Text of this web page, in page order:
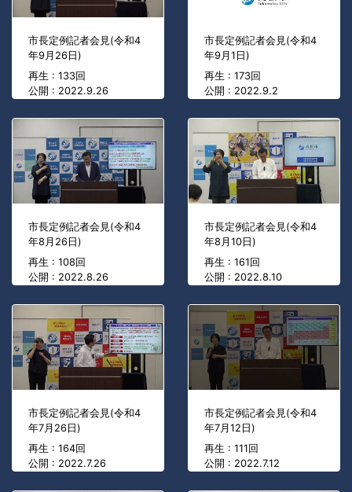
市長定例記者会見(令和4
年9月26日)
再生 : 133回
公開 : 2022.9.26
市長定例記者会見(令和4
年9月1日)
再生 : 173回
公開 : 2022.9.2
市長定例記者会見(令和4
年8月26日)
再生 : 108回
公開 : 2022.8.26
市長定例記者会見(令和4
年8月10日)
再生 : 161回
公開 : 2022.8.10
市長定例記者会見(令和4
年7月26日)
再生 : 164回
公開 : 2022.7.26
市長定例記者会見(令和4
年7月12日)
再生 : 111回
公開 : 2022.7.12